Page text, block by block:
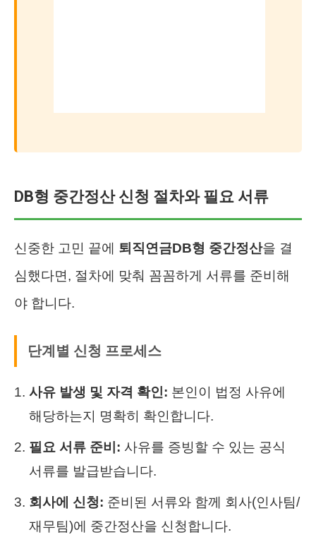
DB형 중간정산 신청 절차와 필요 서류
신중한 고민 끝에 퇴직연금DB형 중간정산을 결
심했다면, 절차에 맞춰 꼼꼼하게 서류를 준비해
야 합니다.
단계별 신청 프로세스
사유 발생 및 자격 확인: 본인이 법정 사유에
해당하는지 명확히 확인합니다.
필요 서류 준비: 사유를 증빙할 수 있는 공식
서류를 발급받습니다.
회사에 신청: 준비된 서류와 함께 회사(인사팀/
재무팀)에 중간정산을 신청합니다.